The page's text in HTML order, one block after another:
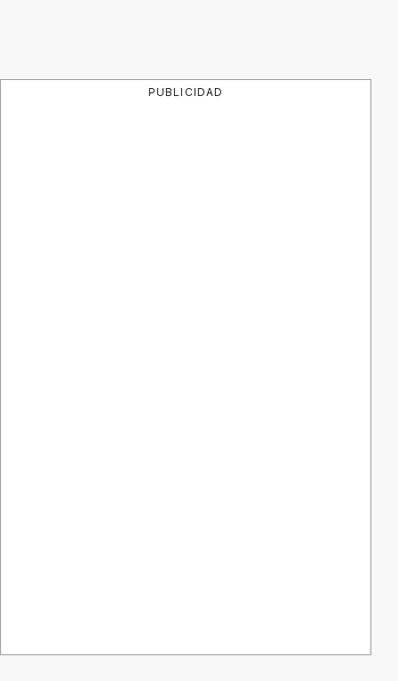
PUBLICIDAD